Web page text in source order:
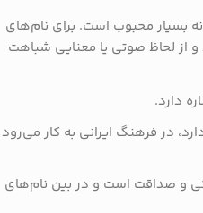
بسیار محبوب است. برای نام‌های
و از لحاظ صوتی یا معنایی شباهت
دارد.
در فرهنگ ایرانی به کار می‌رود
و صداقت است و در بین نام‌های